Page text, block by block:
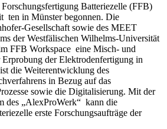
Batteriezelle (FFB)
ten in Münster begonnen. Die
Gesellschaft sowie des MEET
der Westfälischen Wilhelms-Universität
FFB Workspace eine Misch- und
Erprobung der Elektrodenfertigung in
die Weiterentwicklung des
in Bezug auf das
sowie die Digitalisierung. Mit der
des „AlexProWerk“ kann die
erste Forschungsaufträge der